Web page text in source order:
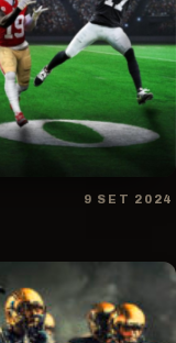
9 SET 2024